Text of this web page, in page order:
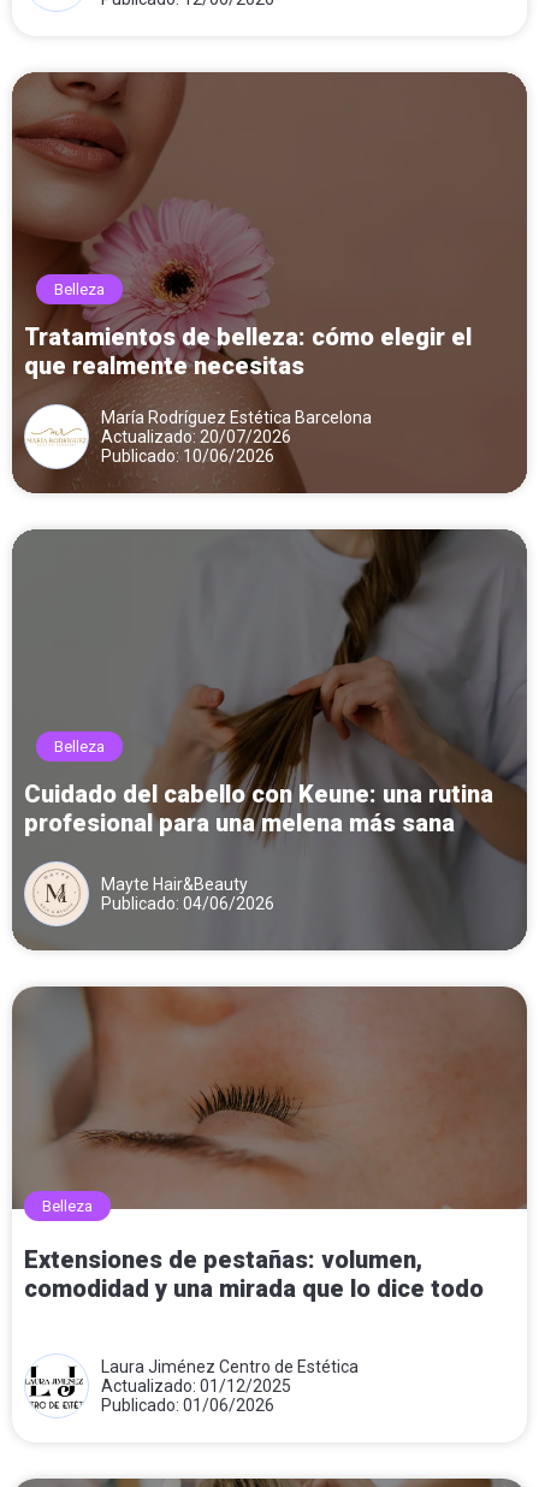
Belleza
Tratamientos de belleza: cómo elegir el
que realmente necesitas
María Rodríguez Estética Barcelona
Actualizado: 20/07/2026
Publicado: 10/06/2026
Belleza
Cuidado del cabello con Keune: una rutina
profesional para una melena más sana
Mayte Hair&Beauty
Publicado: 04/06/2026
Belleza
Extensiones de pestañas: volumen,
comodidad y una mirada que lo dice todo
Laura Jiménez Centro de Estética
Actualizado: 01/12/2025
Publicado: 01/06/2026